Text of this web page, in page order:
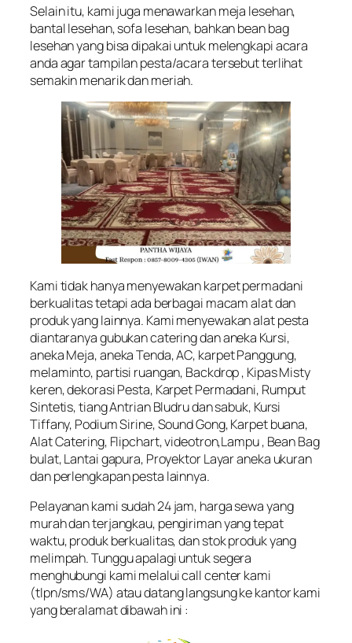
Selain itu, kami juga menawarkan meja lesehan,
bantal lesehan, sofa lesehan, bahkan bean bag
lesehan yang bisa dipakai untuk melengkapi acara
anda agar tampilan pesta/acara tersebut terlihat
semakin menarik dan meriah.
Kami tidak hanya menyewakan karpet permadani
berkualitas tetapi ada berbagai macam alat dan
produk yang lainnya. Kami menyewakan alat pesta
diantaranya gubukan catering dan aneka Kursi,
aneka Meja, aneka Tenda, AC, karpet Panggung,
melaminto, partisi ruangan, Backdrop , Kipas Misty
keren, dekorasi Pesta, Karpet Permadani, Rumput
Sintetis, tiang Antrian Bludru dan sabuk, Kursi
Tiffany, Podium Sirine, Sound Gong, Karpet buana,
Alat Catering, Flipchart, videotron,Lampu , Bean Bag
bulat, Lantai gapura, Proyektor Layar aneka ukuran
dan perlengkapan pesta lainnya.
Pelayanan kami sudah 24 jam, harga sewa yang
murah dan terjangkau, pengiriman yang tepat
waktu, produk berkualitas, dan stok produk yang
melimpah. Tunggu apalagi untuk segera
menghubungi kami melalui call center kami
(tlpn/sms/WA) atau datang langsung ke kantor kami
yang beralamat dibawah ini :